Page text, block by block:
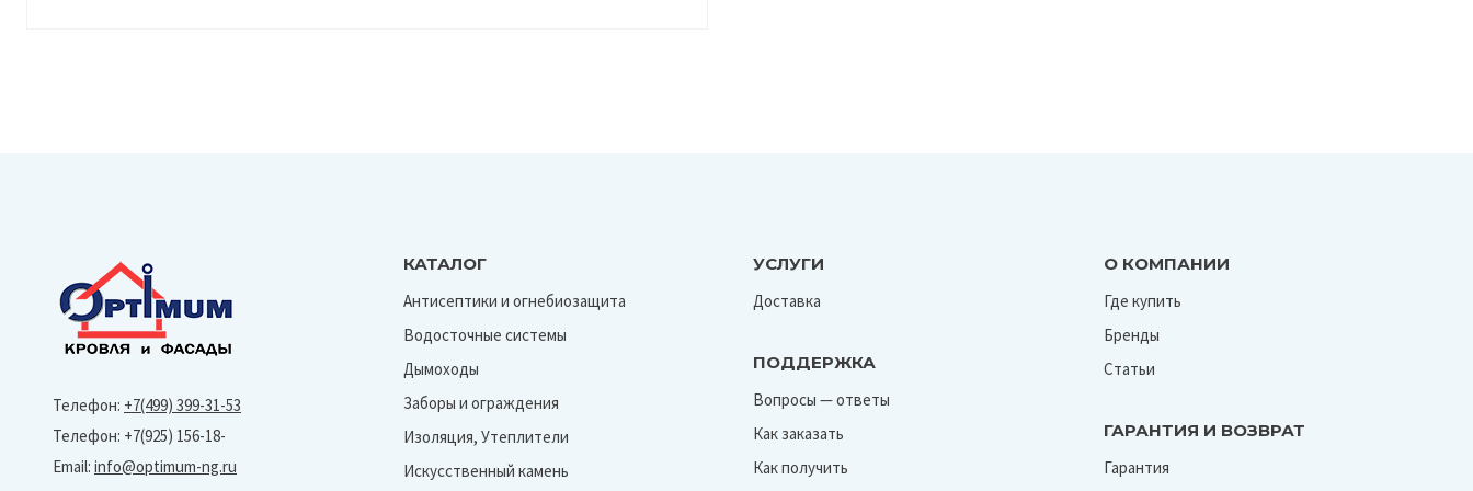
Телефон: +7(499) 399-31-53
Телефон: +7(925) 156-18-
Email: info@optimum-ng.ru
КАТАЛОГ
Антисептики и огнебиозащита
Водосточные системы
Дымоходы
Заборы и ограждения
Изоляция, Утеплители
Искусственный камень
УСЛУГИ
Доставка
ПОДДЕРЖКА
Вопросы — ответы
Как заказать
Как получить
О КОМПАНИИ
Где купить
Бренды
Статьи
ГАРАНТИЯ И ВОЗВРАТ
Гарантия